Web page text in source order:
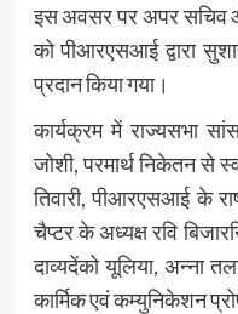
इस अवसर पर अपर सचिव
को पीआरएसआई द्वारा
प्रदान किया गया।
कार्यक्रम में राज्यसभा
जोशी, परमार्थ निकेतन से
तिवारी, पीआरएसआई के
चैप्टर के अध्यक्ष रवि
दाव्यदेंको यूलिया, अन्ना
कार्मिक एवं कम्युनिकेशन